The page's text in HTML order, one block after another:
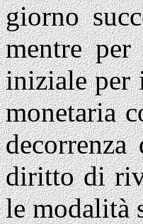
giorno
mentre
iniziale per
monetaria
diritto di
le modalità